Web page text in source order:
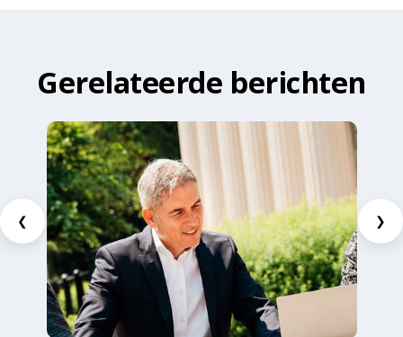
Gerelateerde berichten
❮ ❯